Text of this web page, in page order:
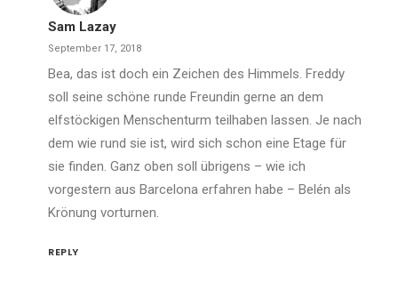
Sam Lazay
September 17, 2018
Bea, das ist doch ein Zeichen des Himmels. Freddy
soll seine schöne runde Freundin gerne an dem
elfstöckigen Menschenturm teilhaben lassen. Je nach
dem wie rund sie ist, wird sich schon eine Etage für
sie finden. Ganz oben soll übrigens – wie ich
vorgestern aus Barcelona erfahren habe – Belén als
Krönung vorturnen.
REPLY